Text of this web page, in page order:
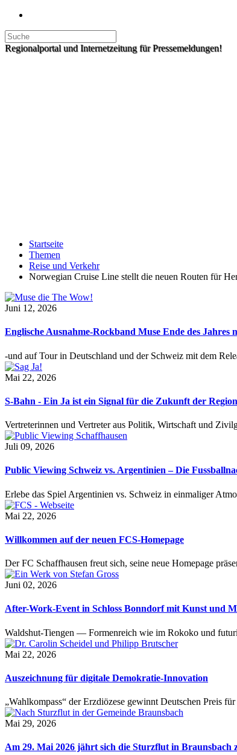
Regionalportal und Internetzeitung für Pressemeldungen!
Startseite
Themen
Reise und Verkehr
Norwegian Cruise Line stellt die neuen Routen für
Juni 12, 2026
Englische Ausnahme-Rockband Muse Ende des Jahres
-und auf Tour in Deutschland und der Schweiz mit dem
Mai 22, 2026
S-Bahn - Ein Ja ist ein Signal für die Zukunft der Region
Vertreterinnen und Vertreter aus Politik, Wirtschaft und
Juli 09, 2026
Public Viewing Schweiz vs. Argentinien – Die
Erlebe das Spiel Argentinien vs. Schweiz in einmaliger
Mai 22, 2026
Willkommen auf der neuen FCS-Homepage
Der FC Schaffhausen freut sich, seine neue Homepage
Juni 02, 2026
After-Work-Event in Schloss Bonndorf mit Kunst und
Waldshut-Tiengen — Formenreich wie im Rokoko und
Mai 22, 2026
Auszeichnung für digitale Demokratie-Innovation
„Wahlkompass“ der Erzdiözese gewinnt Deutschen Preis
Mai 29, 2026
Am 29. Mai 2026 jährt sich die Sturzflut in Braunsbach